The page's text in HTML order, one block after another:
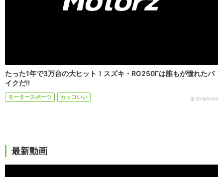
たった1年で3万台の大ヒット！スズキ・RG250Γは誰もが憧れたバ
イクだ!!
モータースポーツ カッコいい 2019/07/03
最新動画